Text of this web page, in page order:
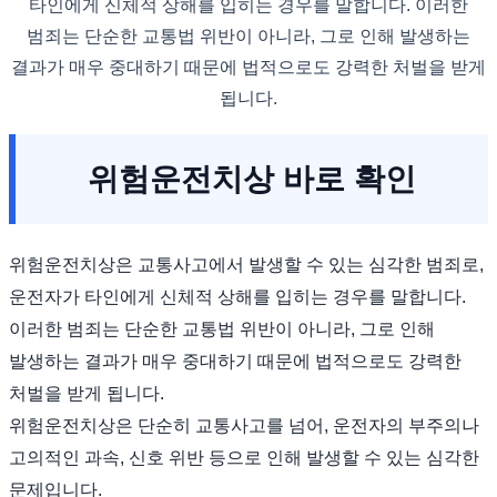
타인에게 신체적 상해를 입히는 경우를 말합니다. 이러한
범죄는 단순한 교통법 위반이 아니라, 그로 인해 발생하는
결과가 매우 중대하기 때문에 법적으로도 강력한 처벌을 받게
됩니다.
위험운전치상 바로 확인
위험운전치상은 교통사고에서 발생할 수 있는 심각한 범죄로,
운전자가 타인에게 신체적 상해를 입히는 경우를 말합니다.
이러한 범죄는 단순한 교통법 위반이 아니라, 그로 인해
발생하는 결과가 매우 중대하기 때문에 법적으로도 강력한
처벌을 받게 됩니다.
위험운전치상은 단순히 교통사고를 넘어, 운전자의 부주의나
고의적인 과속, 신호 위반 등으로 인해 발생할 수 있는 심각한
문제입니다.